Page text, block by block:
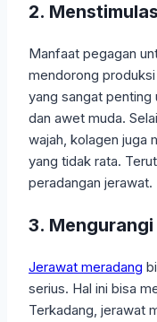
2.
Manfaat pegagan
mendorong
yang sangat
dan awet muda.
wajah, kolagen juga
yang tidak rata.
peradangan jerawat.
3.
Jerawat meradang
serius. Hal ini bisa
Terkadang, jerawat